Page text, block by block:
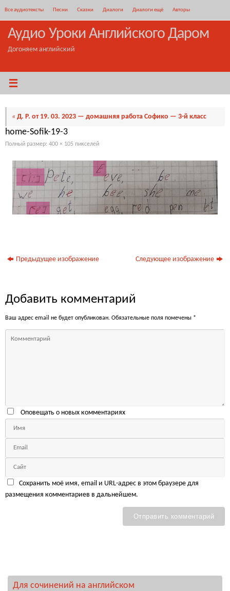
содержимому
Все аудиотексты Песни Сказки Диалоги Диалоги ещё Авторы
Аудио Уроки Английского Даром
Догоняем английский
« Д. Р. от 19. 03. 2023 — домашняя работа Софико — 3-й класс
home-Sofik-19-3
Полный размер: 400 × 105 пикселей
Предыдущее изображение Следующее изображение
Добавить комментарий
Ваш адрес email не будет опубликован. Обязательные поля помечены *
Оповещать о новых комментариях
Сохранить моё имя, email и URL-адрес в этом браузере для
размещения комментариев в дальнейшем.
Для сочинений на английском